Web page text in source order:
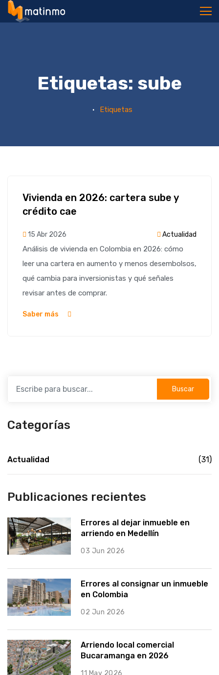
meloArray
Etiquetas: sube
Etiquetas
Vivienda en 2026: cartera sube y
crédito cae
15 Abr 2026 Actualidad
Análisis de vivienda en Colombia en 2026: cómo
leer una cartera en aumento y menos desembolsos,
qué cambia para inversionistas y qué señales
revisar antes de comprar.
Saber más
Buscar
Categorías
Actualidad (31)
Publicaciones recientes
Errores al dejar inmueble en
arriendo en Medellín
03 Jun 2026
Errores al consignar un inmueble
en Colombia
02 Jun 2026
Arriendo local comercial
Bucaramanga en 2026
11 May 2026